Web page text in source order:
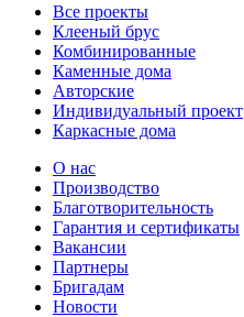
Все проекты
Клееный брус
Комбинированные
Каменные дома
Авторские
Индивидуальный проект
Каркасные дома
О нас
Производство
Благотворительность
Гарантия и сертификаты
Вакансии
Партнеры
Бригадам
Новости